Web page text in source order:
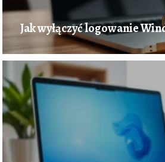
Jak wyłączyć logowanie